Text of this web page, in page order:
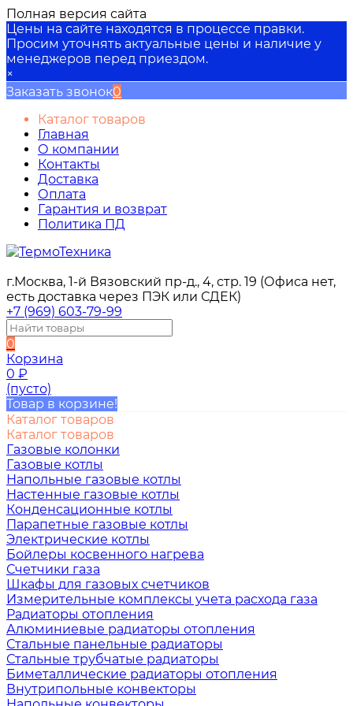
Полная версия сайта
Цены на сайте находятся в процессе правки.
Просим уточнять актуальные цены и наличие у
менеджеров перед приездом.
×
Заказать звонок0
Каталог товаров
Главная
О компании
Контакты
Доставка
Оплата
Гарантия и возврат
Политика ПД
г.Москва, 1-й Вязовский пр-д., 4, стр. 19 (Офиса нет,
есть доставка через ПЭК или СДЕК)
+7 (969) 603-79-99
0
Корзина
0 ₽
(пусто)
Товар в корзине!
Каталог товаров
Каталог товаров
Газовые колонки
Газовые котлы
Напольные газовые котлы
Настенные газовые котлы
Конденсационные котлы
Парапетные газовые котлы
Электрические котлы
Бойлеры косвенного нагрева
Счетчики газа
Шкафы для газовых счетчиков
Измерительные комплексы учета расхода газа
Радиаторы отопления
Алюминиевые радиаторы отопления
Стальные панельные радиаторы
Стальные трубчатые радиаторы
Биметаллические радиаторы отопления
Внутрипольные конвекторы